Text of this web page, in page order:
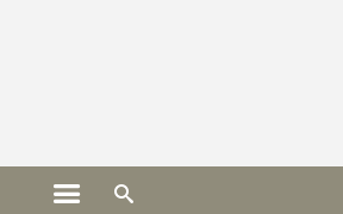
Ouvrir le menu principal